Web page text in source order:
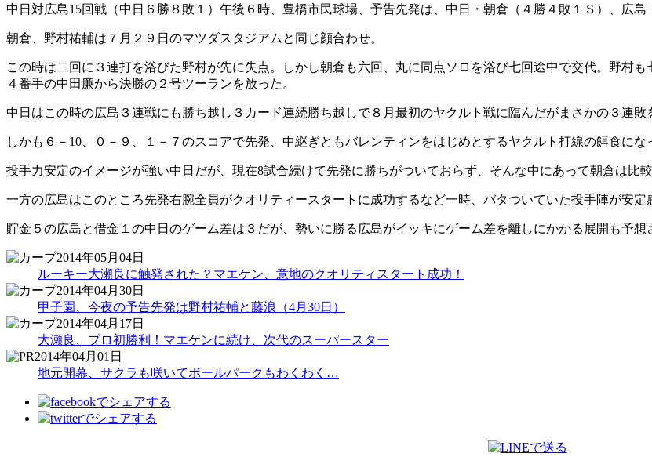
中日対広島15回戦（中日６勝８敗１）午後６時、豊橋市民球場、予告先発は、中日・朝倉（４勝４敗１Ｓ）、広島
朝倉、野村祐輔は７月２９日のマツダスタジアムと同じ顔合わせ。
この時は二回に３連打を浴びた野村が先に失点。しかし朝倉も六回、丸に同点ソロを浴び七回途中で交代。野村
４番手の中田廉から決勝の２号ツーランを放った。
中日はこの時の広島３連戦にも勝ち越し３カード連続勝ち越しで８月最初のヤクルト戦に臨んだがまさかの３連敗
しかも６－10、０－９、１－７のスコアで先発、中継ぎともバレンティンをはじめとするヤクルト打線の餌食にな
投手力安定のイメージが強い中日だが、現在8試合続けて先発に勝ちがついておらず、そんな中にあって朝倉は比
一方の広島はこのところ先発右腕全員がクオリティースタートに成功するなど一時、バタついていた投手陣が安定
貯金５の広島と借金１の中日のゲーム差は３だが、勢いに勝る広島がイッキにゲーム差を離しにかかる展開も予想
2014年05月04日
ルーキー大瀬良に触発された？マエケン、意地のクオリティスタート成功！
2014年04月30日
甲子園、今夜の予告先発は野村祐輔と藤浪（4月30日）
2014年04月17日
大瀬良、プロ初勝利！マエケンに続け、次代のスーパースター
2014年04月01日
地元開幕、サクラも咲いてボールパークもわくわく…